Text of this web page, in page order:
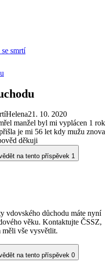
smrtí
Helena21. 10. 2020
manžel byl mi vyplácen 1 rok
je mi 56 let kdy mužu znova
děkuji
na tento příspěvek 1
vdovského důchodu máte nyní
věku. Kontaktujte ČSSZ,
měli vše vysvětlit.
na tento příspěvek 0